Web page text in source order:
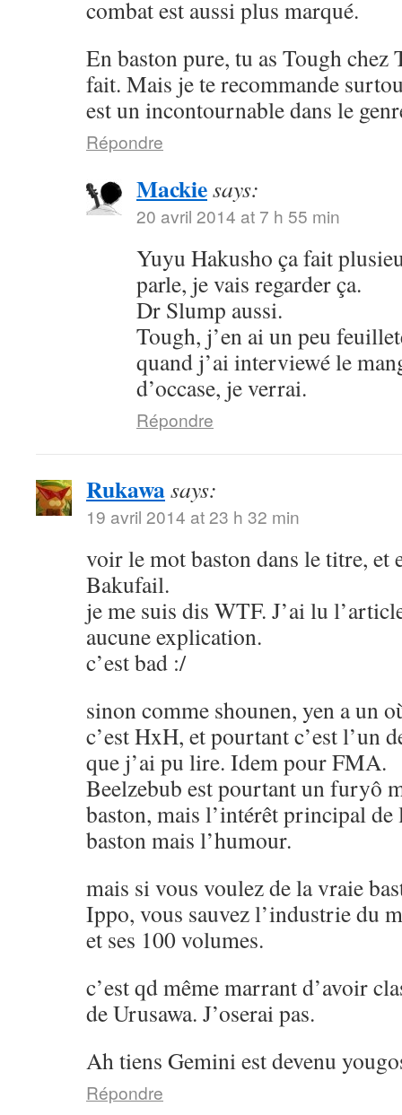
combat est aussi plus marqué.
En baston pure, tu as Tough chez
fait. Mais je te recommande
est un incontournable dans le
Répondre
Mackiesays:
20 avril 2014 at 7 h 55 min
Yuyu Hakusho ça fait
parle, je vais regarder ça.
Dr Slump aussi.
Tough, j’en ai un peu
quand j’ai interviewé le
d’occase, je verrai.
Répondre
Rukawasays:
19 avril 2014 at 23 h 32 min
voir le mot baston dans le titre, et
Bakufail.
je me suis dis WTF. J’ai lu
aucune explication.
c’est bad :/
sinon comme shounen, yen a un
c’est HxH, et pourtant c’est l’un
que j’ai pu lire. Idem pour FMA.
Beelzebub est pourtant un furyô
baston, mais l’intérêt principal de
baston mais l’humour.
mais si vous voulez de la vraie
Ippo, vous sauvez l’industrie du
et ses 100 volumes.
c’est qd même marrant d’avoir
de Urusawa. J’oserai pas.
Ah tiens Gemini est devenu
Répondre